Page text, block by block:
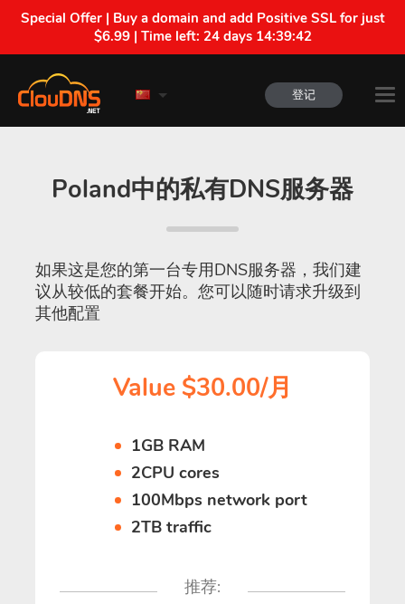
Special Offer | Buy a domain and add Positive SSL for just
$6.99 | Time left: 24 days 14:39:41
登记
Poland中的私有DNS服务器
如果这是您的第一台专用DNS服务器，我们建
议从较低的套餐开始。您可以随时请求升级到
其他配置
Value $30.00/月
1GB RAM
2CPU cores
100Mbps network port
2TB traffic
推荐: